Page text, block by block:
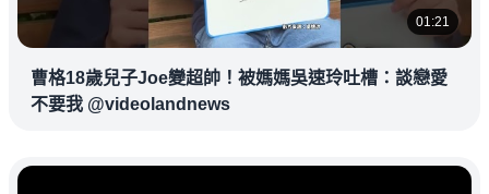
01:21
曹格18歲兒子Joe變超帥！被媽媽吳速玲吐槽：談戀愛
不要我 @videolandnews